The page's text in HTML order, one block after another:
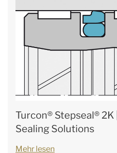
Turcon® Stepseal®
Sealing Solutions
Mehr lesen